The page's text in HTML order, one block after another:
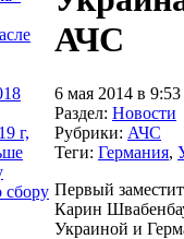
г,
сбору
АЧС
6 мая 2014 в 9:53
Раздел: Новости
Рубрики: АЧС
Теги: Германия,
Первый
Карин
Украиной и